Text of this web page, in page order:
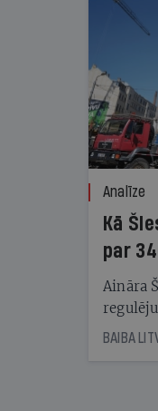
Analīze
Kā
par
Aināra
starta
BAIBA